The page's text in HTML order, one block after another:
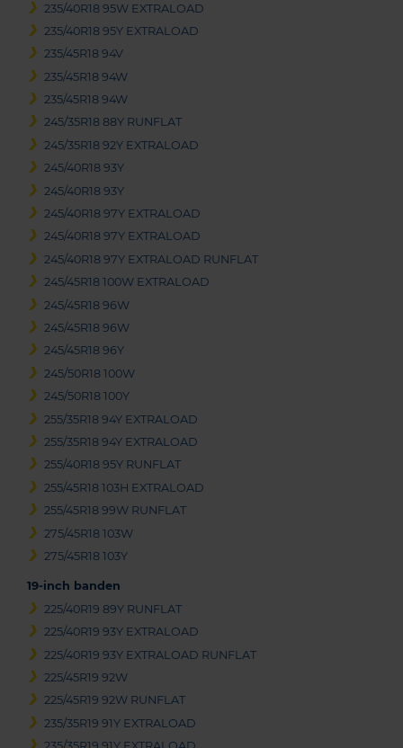
235/40R18 95W EXTRALOAD
235/40R18 95Y EXTRALOAD
235/45R18 94V
235/45R18 94W
235/45R18 94W
245/35R18 88Y RUNFLAT
245/35R18 92Y EXTRALOAD
245/40R18 93Y
245/40R18 93Y
245/40R18 97Y EXTRALOAD
245/40R18 97Y EXTRALOAD
245/40R18 97Y EXTRALOAD RUNFLAT
245/45R18 100W EXTRALOAD
245/45R18 96W
245/45R18 96W
245/45R18 96Y
245/50R18 100W
245/50R18 100Y
255/35R18 94Y EXTRALOAD
255/35R18 94Y EXTRALOAD
255/40R18 95Y RUNFLAT
255/45R18 103H EXTRALOAD
255/45R18 99W RUNFLAT
275/45R18 103W
275/45R18 103Y
19-inch banden
225/40R19 89Y RUNFLAT
225/40R19 93Y EXTRALOAD
225/40R19 93Y EXTRALOAD RUNFLAT
225/45R19 92W
225/45R19 92W RUNFLAT
235/35R19 91Y EXTRALOAD